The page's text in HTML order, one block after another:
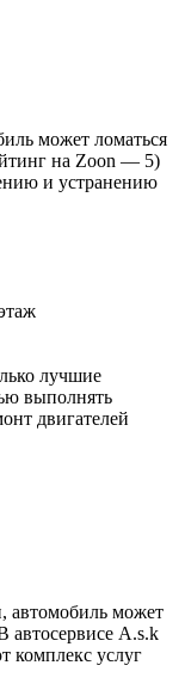
может ломаться
на Zoon — 5)
и устранению
лучшие
выполнять
двигателей
автомобиль может
автосервисе A.s.k
комплекс услуг